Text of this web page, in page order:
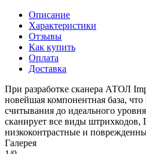
Описание
Характеристики
Отзывы
Как купить
Оплата
Доставка
При разработке сканера АТОЛ
новейшая компонентная база, что
считывания до идеального
сканирует все виды штрихкодов,
низкоконтрастные и
Галерея